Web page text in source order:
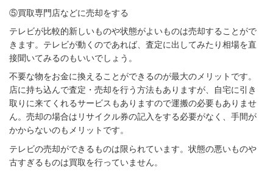
⑤買取専門店などに売却をする
テレビが比較的新しいものや状態がよいものは売却することがで
きます。テレビが動くのであれば、査定に出してみたり相場を直
接聞いてみるのもいいでしょう。
不要な物をお金に換えることができるのが最大のメリットです。
店に持ち込んで査定・売却を行う方法もありますが、自宅に引き
取りに来てくれるサービスもありますので運搬の必要もありませ
ん。売却の場合はリサイクル券の記入をする必要がなく、手間が
かからないのもメリットです。
テレビの売却ができるものは限られています。状態の悪いものや
古すぎるものは買取を行っていません。